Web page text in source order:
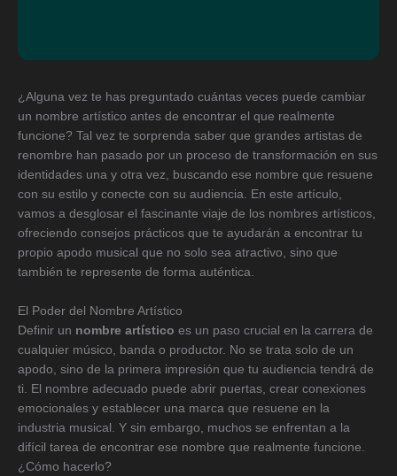
¿Alguna vez te has preguntado cuántas veces puede cambiar
un nombre artístico antes de encontrar el que realmente
funcione? Tal vez te sorprenda saber que grandes artistas de
renombre han pasado por un proceso de transformación en sus
identidades una y otra vez, buscando ese nombre que resuene
con su estilo y conecte con su audiencia. En este artículo,
vamos a desglosar el fascinante viaje de los nombres artísticos,
ofreciendo consejos prácticos que te ayudarán a encontrar tu
propio apodo musical que no solo sea atractivo, sino que
también te represente de forma auténtica.
El Poder del Nombre Artístico
Definir un nombre artístico es un paso crucial en la carrera de
cualquier músico, banda o productor. No se trata solo de un
apodo, sino de la primera impresión que tu audiencia tendrá de
ti. El nombre adecuado puede abrir puertas, crear conexiones
emocionales y establecer una marca que resuene en la
industria musical. Y sin embargo, muchos se enfrentan a la
difícil tarea de encontrar ese nombre que realmente funcione.
¿Cómo hacerlo?